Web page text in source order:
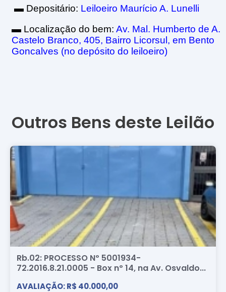
▬ Depositário: Leiloeiro Maurício A. Lunelli
▬ Localização do bem:Av. Mal. Humberto de A.
Castelo Branco, 405, Bairro Licorsul, em Bento
Goncalves (no depósito do leiloeiro)
Outros Bens deste Leilão
Rb.02: PROCESSO Nº 5001934-
72.2016.8.21.0005 - Box nº 14, na Av. Osvaldo...
AVALIAÇÃO: R$ 40.000,00